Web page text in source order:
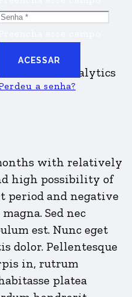
ACESSAR
a senha?
Financial Analytics
with relatively
high possibility of
period and negative
Sed nec
est. Nunc eget
dolor. Pellentesque
in, rutrum
platea